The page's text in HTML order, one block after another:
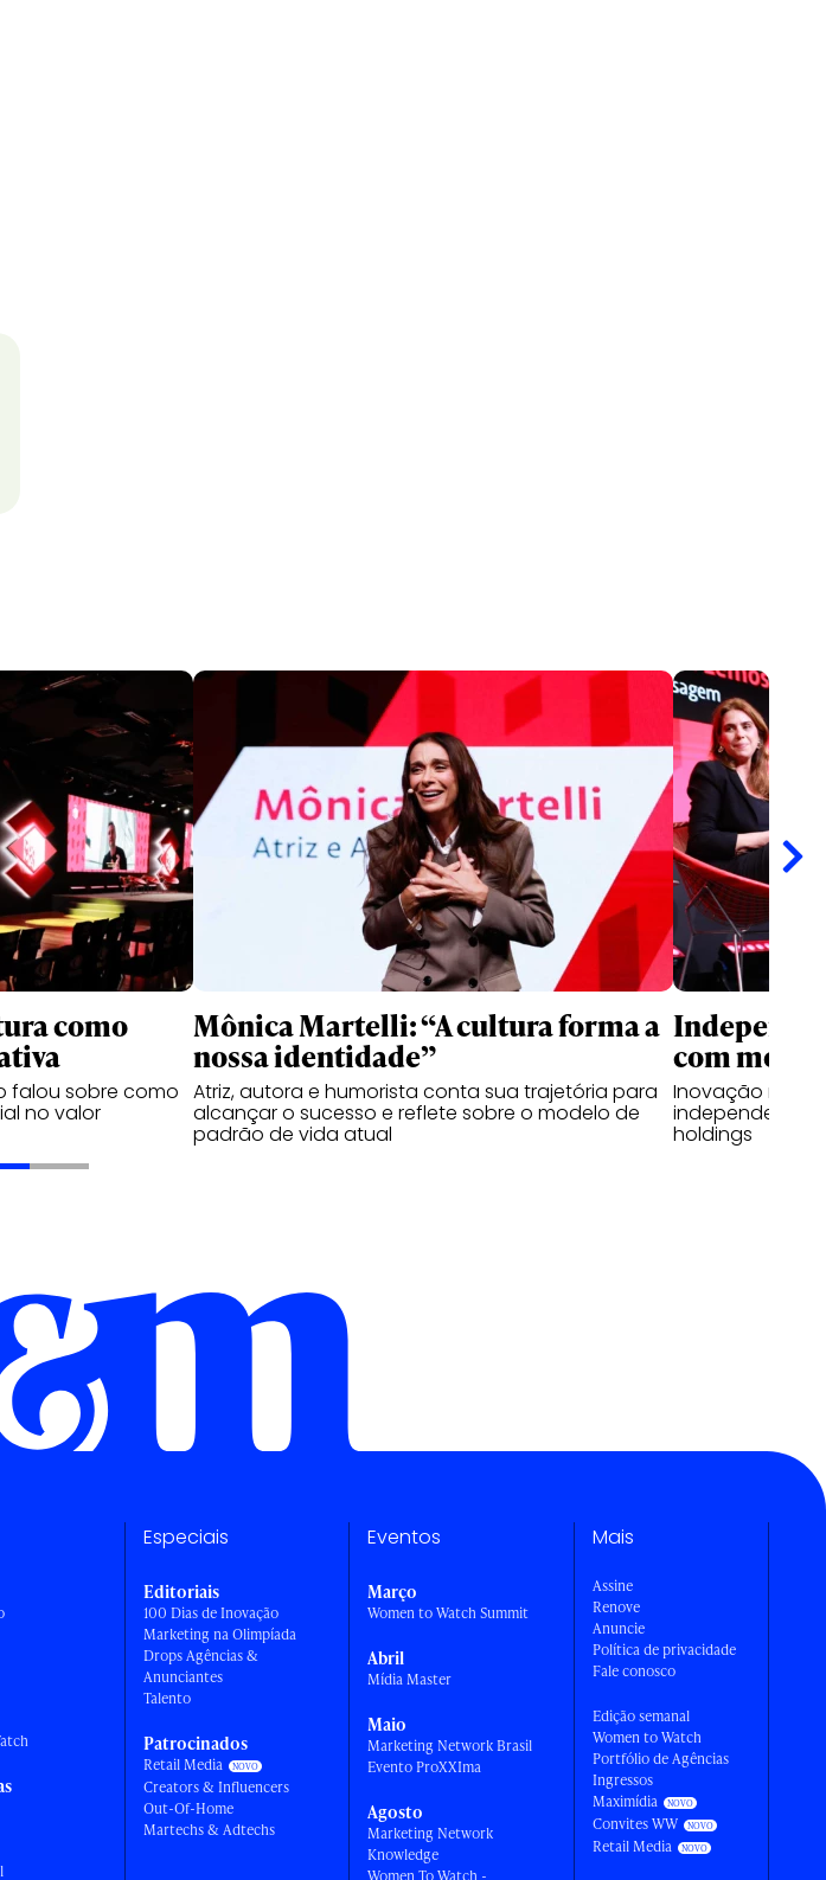
como
falou sobre como
no valor
Mônica Martelli: “A cultura forma a
nossa identidade”
Atriz, autora e humorista conta sua trajetória para
alcançar o sucesso e reflete sobre o modelo de
padrão de vida atual
com
Inovação
independentes
holdings
Especiais
Editoriais
100 Dias de Inovação
Marketing na Olimpíada
Drops Agências &
Anunciantes
Talento
Patrocinados
Retail Media
Creators & Influencers
Out-Of-Home
Martechs & Adtechs
Eventos
Março
Women to Watch Summit
Abril
Mídia Master
Maio
Marketing Network Brasil
Evento ProXXIma
Agosto
Marketing Network
Knowledge
Mais
Assine
Renove
Anuncie
Política de privacidade
Fale conosco
Edição semanal
Women to Watch
Portfólio de Agências
Ingressos
Maximídia
Convites WW
Retail Media